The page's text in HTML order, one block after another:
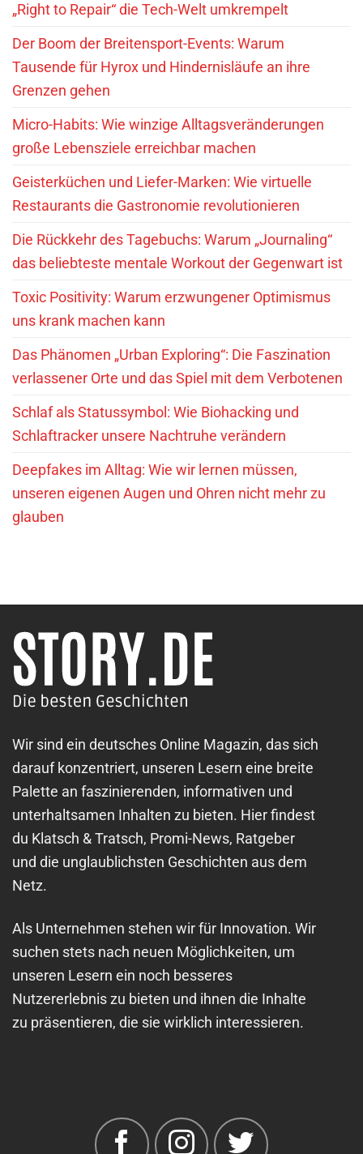
„Right to Repair“ die Tech-Welt umkrempelt
Der Boom der Breitensport-Events: Warum
Tausende für Hyrox und Hindernisläufe an ihre
Grenzen gehen
Micro-Habits: Wie winzige Alltagsveränderungen
große Lebensziele erreichbar machen
Geisterküchen und Liefer-Marken: Wie virtuelle
Restaurants die Gastronomie revolutionieren
Die Rückkehr des Tagebuchs: Warum „Journaling“
das beliebteste mentale Workout der Gegenwart ist
Toxic Positivity: Warum erzwungener Optimismus
uns krank machen kann
Das Phänomen „Urban Exploring“: Die Faszination
verlassener Orte und das Spiel mit dem Verbotenen
Schlaf als Statussymbol: Wie Biohacking und
Schlaftracker unsere Nachtruhe verändern
Deepfakes im Alltag: Wie wir lernen müssen,
unseren eigenen Augen und Ohren nicht mehr zu
glauben
Wir sind ein deutsches Online Magazin, das sich
darauf konzentriert, unseren Lesern eine breite
Palette an faszinierenden, informativen und
unterhaltsamen Inhalten zu bieten. Hier findest
du Klatsch & Tratsch, Promi-News, Ratgeber
und die unglaublichsten Geschichten aus dem
Netz.
Als Unternehmen stehen wir für Innovation. Wir
suchen stets nach neuen Möglichkeiten, um
unseren Lesern ein noch besseres
Nutzererlebnis zu bieten und ihnen die Inhalte
zu präsentieren, die sie wirklich interessieren.